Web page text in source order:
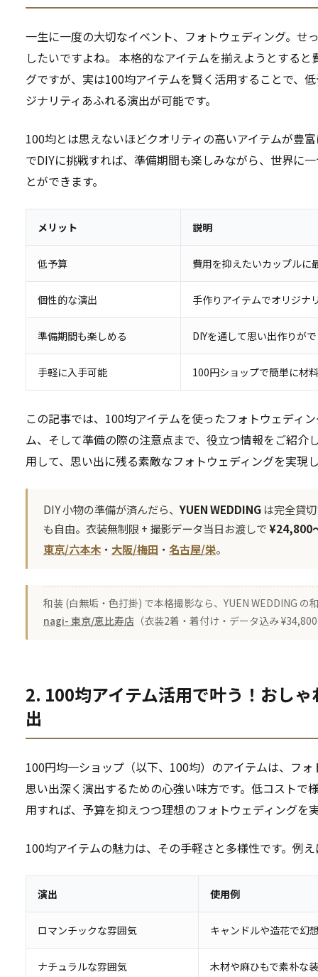
一生に一度の大切なイベント、フォトウェディング。せ
したいですよね。 本格的なアイテムを揃えようとする
グですが、実は100均アイテムを賢く活用することで、
ジナリティあふれる演出が可能です。
100均とは思えないほどクオリティの高いアイテムが豊
でDIYに挑戦すれば、準備期間も楽しみながら、世界に
とができます。
メリット 説明
低予算 費用を抑えたいカップルに
個性的な演出 手作りアイテムでオリジナ
準備期間も楽しめる DIYを通して思い出作りがで
手軽に入手可能 100円ショップで簡単に材料
この記事では、100均アイテムを使ったフォトウェディ
ム、そして準備の際の注意点まで、役立つ情報をご紹介
用して、思い出に残る素敵なフォトウェディングを実現し
DIY 小物の準備が済んだら、YUEN WEDDING は完全貸
も自由。衣装無制限 + 撮影データ当日お渡しで¥24,800
東京/六本木 ・ 大阪/梅田 ・ 名古屋/栄。
和装 (白無垢・色打掛) で本格撮影なら、YUEN WEDDING の
nagi- 東京/恵比寿店 （衣装2着・着付け・データ込み
2. 100均アイテム活用で叶う！おし
出
100円均一ショップ（以下、100均）のアイテムは、フ
思い出深く演出するための心強い味方です。低コストで
用すれば、予算を抑えつつ理想のフォトウェディングを実
100均アイテムの魅力は、その手軽さと多様性です。例
演出 使用例
ロマンチックな雰囲気 キャンドルや造花で幻
ナチュラルな雰囲気 木材や麻ひもで素朴な